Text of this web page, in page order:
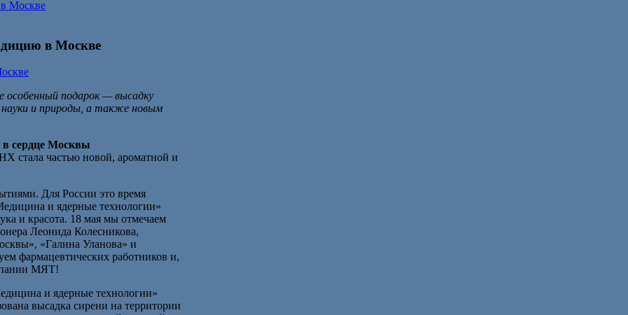
Москве
в Москве
особенный подарок — высадку
и природы, а также новым
сердце Москвы
стала частью новой, ароматной и
Для России это время
и ядерные технологии»
и красота. 18 мая мы отмечаем
Леонида Колесникова,
«Галина Уланова» и
фармацевтических работников и,
МЯТ!
и ядерные технологии»
высадка сирени на территории